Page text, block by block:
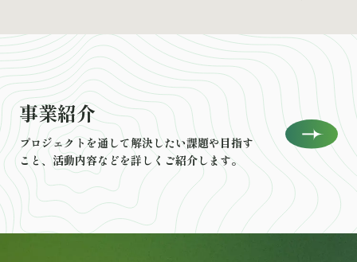
事業紹介
プロジェクトを通して解決したい課題や目指す
こと、活動内容などを詳しくご紹介します。